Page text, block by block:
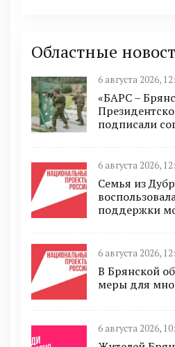
Областные
6 августа 2026,
«БАРС –
подписали
6 августа 2026,
Семья из
поддержки
6 августа 2026,
В Брянской
меры для
6 августа 2026,